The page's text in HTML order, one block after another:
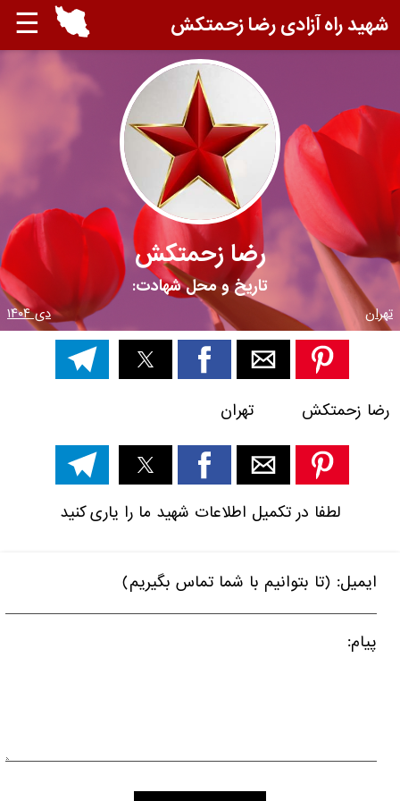
☰ شهید راه آزادی رضا زحمتکش
رضا زحمتکش
تاریخ و محل شهادت:
تهران دی ۱۴۰۴
رضا زحمتکش تهران
لطفا در تکمیل اطلاعات شهید ما را یاری کنید
ایمیل: (تا بتوانیم با شما تماس بگیریم)
پیام: